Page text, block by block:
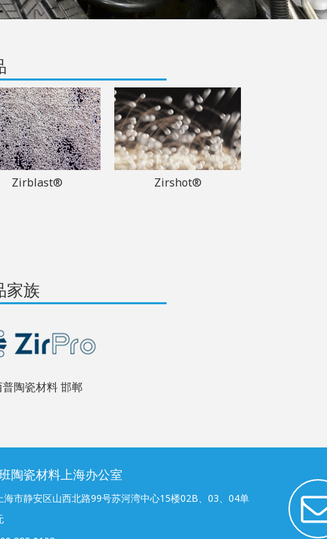
Zirblast® Zirshot®
家族
普陶瓷材料 邯郸
陶瓷材料上海办公室
海市静安区山西北路99号苏河湾中心15楼02B、03、04单